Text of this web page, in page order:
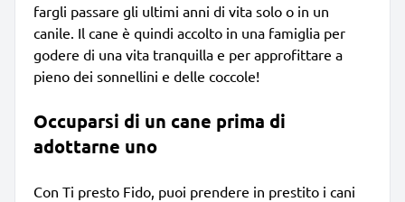
fargli passare gli ultimi anni di vita solo o in un
canile. Il cane è quindi accolto in una famiglia per
godere di una vita tranquilla e per approfittare a
pieno dei sonnellini e delle coccole!
Occuparsi di un cane prima di
adottarne uno
Con Ti presto Fido, puoi prendere in prestito i cani